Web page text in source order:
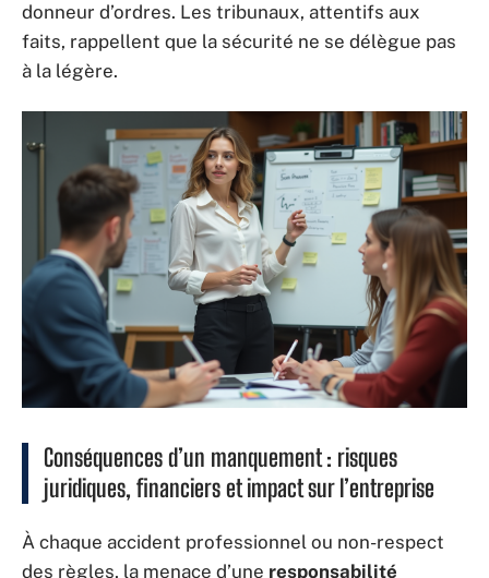
donneur d’ordres. Les tribunaux, attentifs aux
faits, rappellent que la sécurité ne se délègue pas
à la légère.
Conséquences d’un manquement : risques
juridiques, financiers et impact sur l’entreprise
À chaque accident professionnel ou non-respect
des règles, la menace d’une responsabilité